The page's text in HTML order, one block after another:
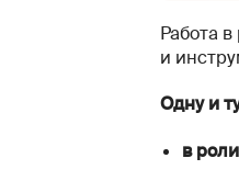
Работа
и
Одну и
в